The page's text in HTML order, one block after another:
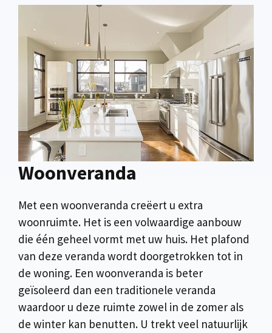
Woonveranda
Met een woonveranda creëert u extra
woonruimte. Het is een volwaardige aanbouw
die één geheel vormt met uw huis. Het plafond
van deze veranda wordt doorgetrokken tot in
de woning. Een woonveranda is beter
geïsoleerd dan een traditionele veranda
waardoor u deze ruimte zowel in de zomer als
de winter kan benutten. U trekt veel natuurlijk